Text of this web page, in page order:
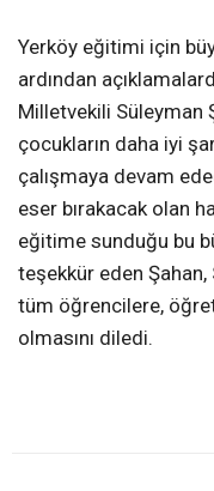
Yerköy eğitimi için
ardından
Milletvekili Süleyman
çocukların daha iyi
çalışmaya devam
eser bırakacak olan
eğitime sunduğu bu
teşekkür eden Şahan,
tüm öğrencilere,
olmasını diledi.